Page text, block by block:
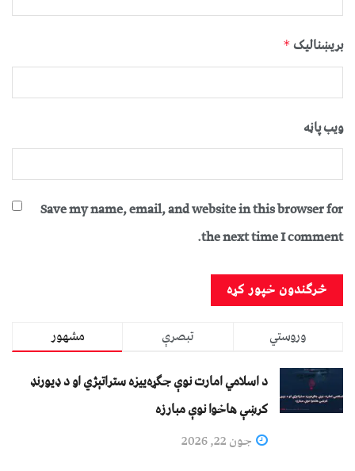
بریښنالیک *
ویب پاڼه
Save my name, email, and website in this browser for
the next time I comment.
مشهور تبصرې
وروستي
د اسلامي امارت نوې جګړه‌ییزه ستراتېژي او د ډیورنډ
کرښې هاخوا نوې مبارزه
جون 22, 2026